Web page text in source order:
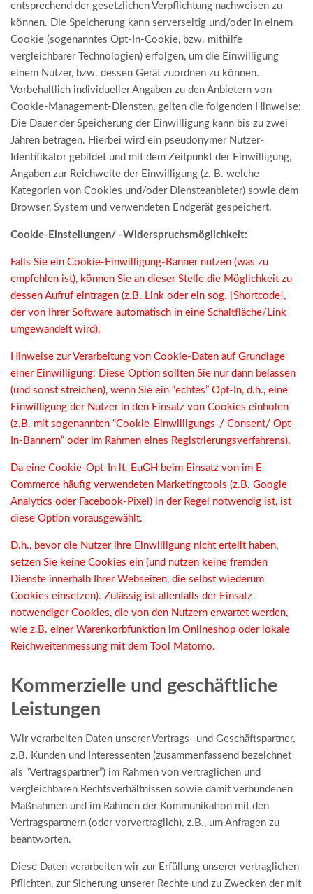
entsprechend der gesetzlichen Verpflichtung nachweisen zu
können. Die Speicherung kann serverseitig und/oder in einem
Cookie (sogenanntes Opt-In-Cookie, bzw. mithilfe
vergleichbarer Technologien) erfolgen, um die Einwilligung
einem Nutzer, bzw. dessen Gerät zuordnen zu können.
Vorbehaltlich individueller Angaben zu den Anbietern von
Cookie-Management-Diensten, gelten die folgenden Hinweise:
Die Dauer der Speicherung der Einwilligung kann bis zu zwei
Jahren betragen. Hierbei wird ein pseudonymer Nutzer-
Identifikator gebildet und mit dem Zeitpunkt der Einwilligung,
Angaben zur Reichweite der Einwilligung (z. B. welche
Kategorien von Cookies und/oder Diensteanbieter) sowie dem
Browser, System und verwendeten Endgerät gespeichert.
Cookie-Einstellungen/ -Widerspruchsmöglichkeit:
Falls Sie ein Cookie-Einwilligung-Banner nutzen (was zu
empfehlen ist), können Sie an dieser Stelle die Möglichkeit zu
dessen Aufruf eintragen (z.B. Link oder ein sog. [Shortcode],
der von Ihrer Software automatisch in eine Schaltfläche/Link
umgewandelt wird).
Hinweise zur Verarbeitung von Cookie-Daten auf Grundlage
einer Einwilligung: Diese Option sollten Sie nur dann belassen
(und sonst streichen), wenn Sie ein “echtes” Opt-In, d.h., eine
Einwilligung der Nutzer in den Einsatz von Cookies einholen
(z.B. mit sogenannten “Cookie-Einwilligungs-/ Consent/ Opt-
In-Bannern“ oder im Rahmen eines Registrierungsverfahrens).
Da eine Cookie-Opt-In lt. EuGH beim Einsatz von im E-
Commerce häufig verwendeten Marketingtools (z.B. Google
Analytics oder Facebook-Pixel) in der Regel notwendig ist, ist
diese Option vorausgewählt.
D.h., bevor die Nutzer ihre Einwilligung nicht erteilt haben,
setzen Sie keine Cookies ein (und nutzen keine fremden
Dienste innerhalb Ihrer Webseiten, die selbst wiederum
Cookies einsetzen). Zulässig ist allenfalls der Einsatz
notwendiger Cookies, die von den Nutzern erwartet werden,
wie z.B. einer Warenkorbfunktion im Onlineshop oder lokale
Reichweitenmessung mit dem Tool Matomo.
Kommerzielle und geschäftliche
Leistungen
Wir verarbeiten Daten unserer Vertrags- und Geschäftspartner,
z.B. Kunden und Interessenten (zusammenfassend bezeichnet
als “Vertragspartner”) im Rahmen von vertraglichen und
vergleichbaren Rechtsverhältnissen sowie damit verbundenen
Maßnahmen und im Rahmen der Kommunikation mit den
Vertragspartnern (oder vorvertraglich), z.B., um Anfragen zu
beantworten.
Diese Daten verarbeiten wir zur Erfüllung unserer vertraglichen
Pflichten, zur Sicherung unserer Rechte und zu Zwecken der mit